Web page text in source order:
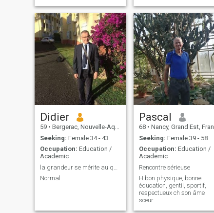
resident in France
Didier
59 • Bergerac, Nouvelle-Aquitaine, France
Seeking: Female 34 - 43
Occupation: Education /
Academic
Normal
Pascal
68 • Nancy, Grand Est, France
Seeking: Female 39 - 58
Occupation: Education /
Academic
Rencontre sérieuse
H bon physique, bonne
éducation, gentil, sportif,
respectueux ch son âme
sœur